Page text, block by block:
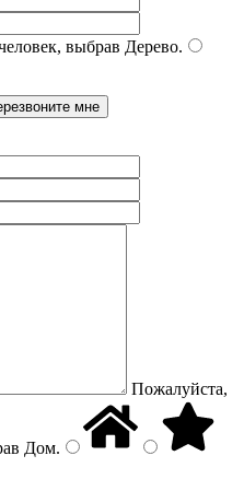
выбрав Дерево.
Пожалуйста,
Дом.